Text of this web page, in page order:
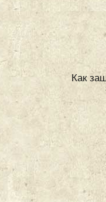
Как